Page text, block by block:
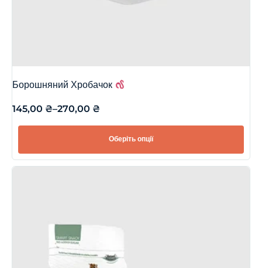
Борошняний Хробачок
145,00 ₴–270,00 ₴
Оберіть опції